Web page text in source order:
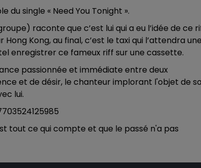
single « Need You Tonight ».
raconte que c’est lui qui a eu l’idée de ce
Kong, au final, c’est le taxi qui l’attendra une
enregistrer ce fameux riff sur une cassette.
passionnée et immédiate entre deux
et de désir, le chanteur implorant l'objet de
lui.
tout ce qui compte et que le passé n'a pas